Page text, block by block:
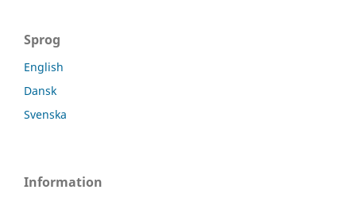
Sprog
English
Dansk
Svenska
Information